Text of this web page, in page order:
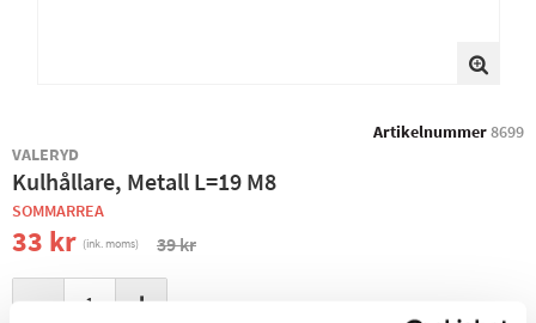
Artikelnummer8699
VALERYD
Kulhållare, Metall L=19 M8
SOMMARREA
33 kr (ink. moms) 39 kr
+